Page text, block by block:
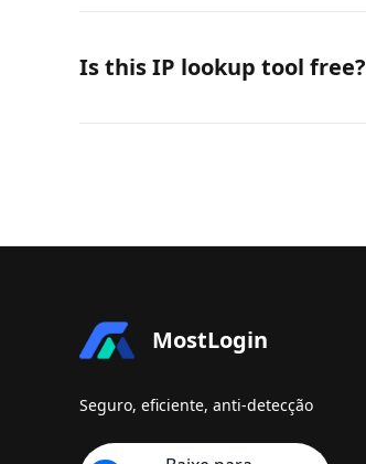
Is this IP lookup tool free?
MostLogin
Seguro, eficiente, anti-detecção